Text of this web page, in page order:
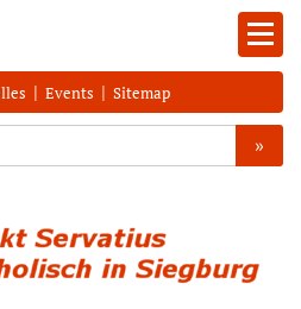
| Events | Sitemap
»